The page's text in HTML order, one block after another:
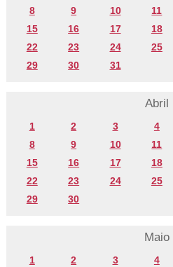
8
9 10 11
15
16 17 18
22
23 24 25
29
30 31
Abril
1 2 3 4
8
9 10 11
15
16 17 18
22
23 24 25
29
30
Maio
1 2 3 4